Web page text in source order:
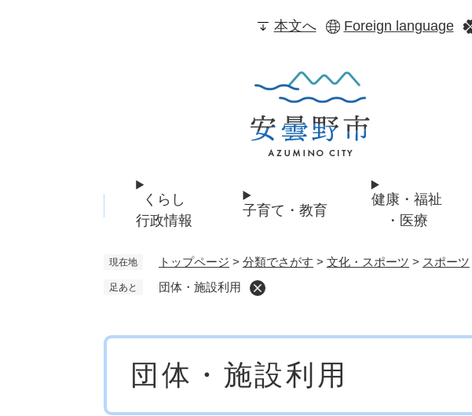
本文へ Foreign language
くらし
行政情報
子育て・教育
健康・福祉
・医療
現在地 トップページ > 分類でさがす > 文化・スポーツ > スポーツ
足あと 団体・施設利用
団体・施設利用